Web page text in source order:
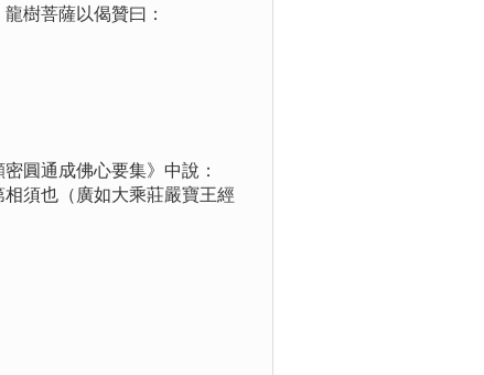
樹菩薩以偈贊曰：
圓通成佛心要集》中說：
須也（廣如大乘莊嚴寶王經